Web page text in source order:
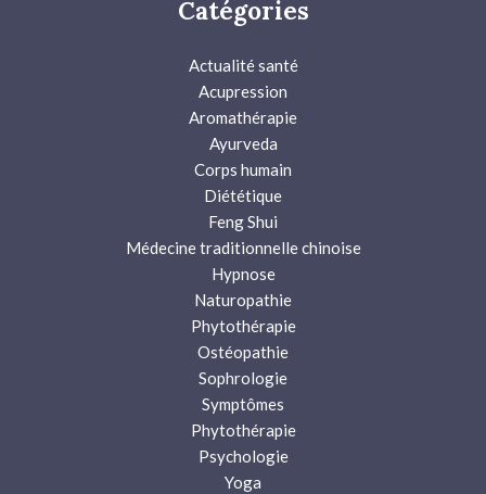
Catégories
Actualité santé
Acupression
Aromathérapie
Ayurveda
Corps humain
Diététique
Feng Shui
Médecine traditionnelle chinoise
Hypnose
Naturopathie
Phytothérapie
Ostéopathie
Sophrologie
Symptômes
Phytothérapie
Psychologie
Yoga